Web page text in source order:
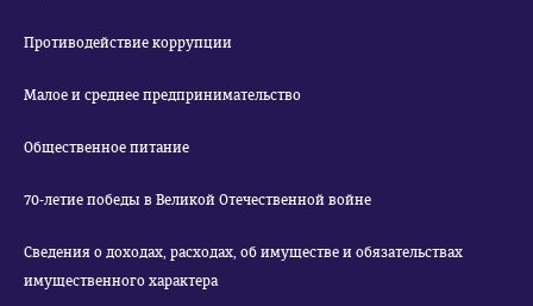
Противодействие коррупции
Малое и среднее предпринимательство
Общественное питание
70-летие победы в Великой Отечественной войне
Сведения о доходах, расходах, об имуществе и обязательствах
имущественного характера